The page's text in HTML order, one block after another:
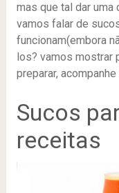
mas que tal dar uma
vamos falar de
funcionam(embora
los? vamos mostrar
preparar,
Sucos
receitas